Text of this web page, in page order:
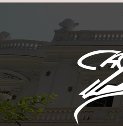
Skip to main content